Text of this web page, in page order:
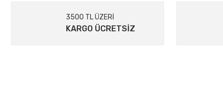
Ürün fiyatı diğer sitelerden daha pahalı.
3500 TL ÜZERİ
KARGO ÜCRETSİZ